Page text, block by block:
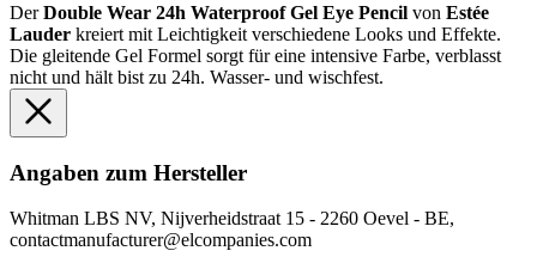
DerDouble Wear 24h Waterproof Gel Eye Pencil von Estée
Lauder kreiert mit Leichtigkeit verschiedene Looks und Effekte.
Die gleitende Gel Formel sorgt für eine intensive Farbe, verblasst
nicht und hält bist zu 24h. Wasser- und wischfest.
Angaben zum Hersteller
Whitman LBS NV, Nijverheidstraat 15 - 2260 Oevel - BE,
contactmanufacturer@elcompanies.com